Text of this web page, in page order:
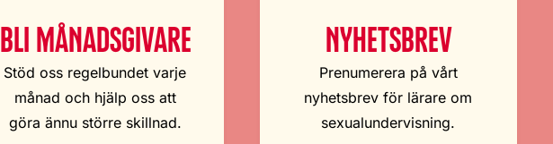
BLI MÅNADSGIVARE
Stöd oss regelbundet varje
månad och hjälp oss att
göra ännu större skillnad.
NYHETSBREV
Prenumerera på vårt
nyhetsbrev för lärare om
sexualundervisning.